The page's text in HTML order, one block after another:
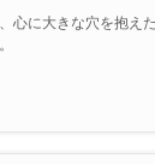
心に大きな穴を抱え